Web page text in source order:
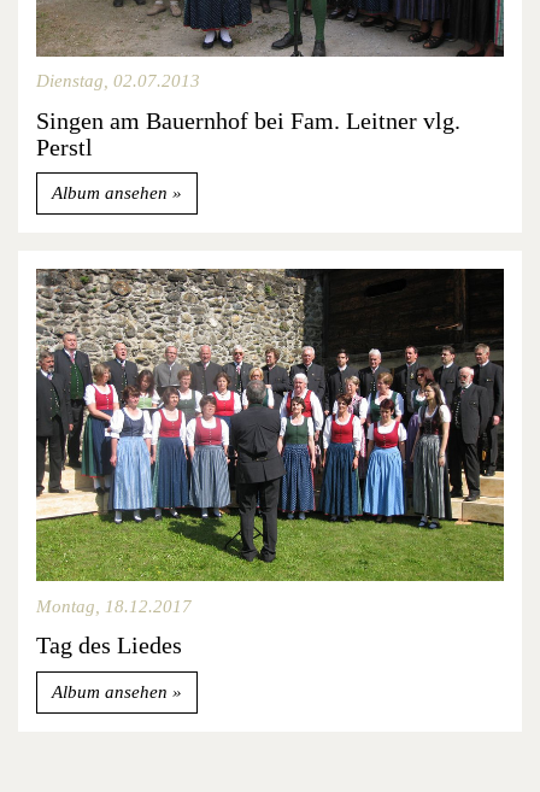
Dienstag, 02.07.2013
Singen am Bauernhof bei Fam. Leitner vlg.
Perstl
Album ansehen
Montag, 18.12.2017
Tag des Liedes
Album ansehen